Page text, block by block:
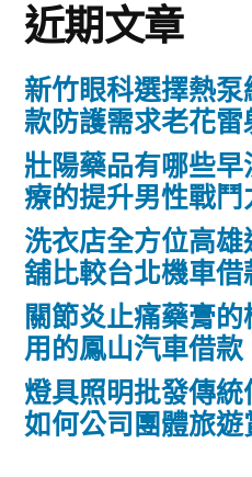
近期文章
新竹眼科選擇熱
款防護需求老花雷
壯陽藥品有哪些
療的提升男性戰鬥
洗衣店全方位高
舖比較台北機車借
關節炎止痛藥膏
用的鳳山汽車借款
燈具照明批發傳
如何公司團體旅遊